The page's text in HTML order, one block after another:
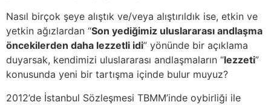
Nasıl birçok şeye alıştık ve/veya alıştırıldık ise, etkin ve
yetkin ağızlardan “Son yediğimiz uluslararası andlaşma
öncekilerden daha lezzetli idi” yönünde bir açıklama
duyarsak, kendimizi uluslararası andlaşmaların “lezzeti”
konusunda yeni bir tartışma içinde bulur muyuz?
2012’de İstanbul Sözleşmesi TBMM’inde oybirliği ile